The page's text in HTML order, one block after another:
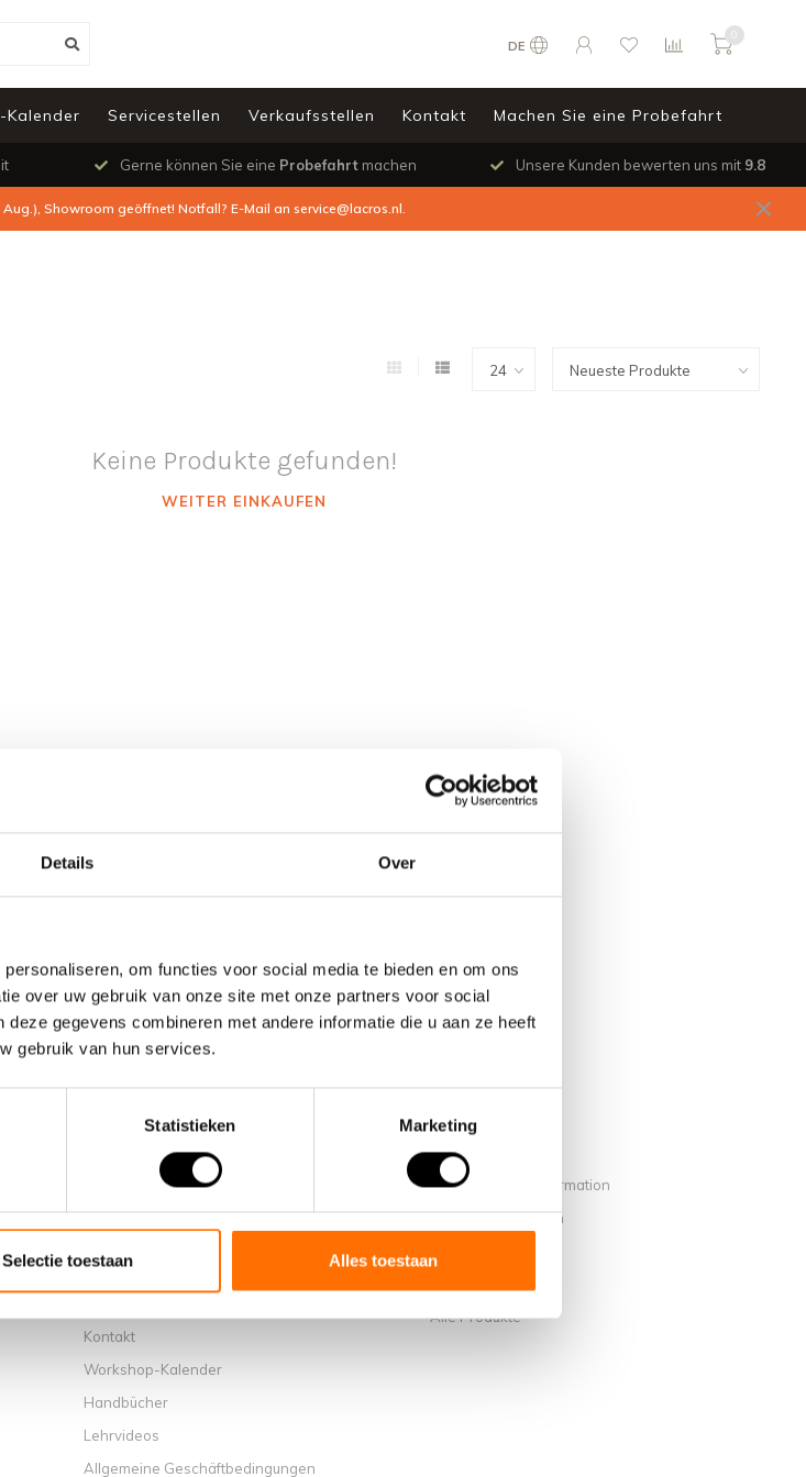
Details Over
om functies voor social media te bieden en om ons
over uw gebruik van onze site met onze partners voor social
gegevens combineren met andere informatie die u aan ze heeft
gebruik van hun services.
Statistieken Marketing
Selectie toestaan Alles toestaan
DE
0
Kalender Servicestellen Verkaufsstellen Kontakt Machen Sie eine Probefahrt
Gerne können Sie eine Probefahrtmachen Unsere Kunden bewerten uns mit 9.8
Showroom geöffnet! Notfall? E-Mail an service@lacros.nl.
Keine Produkte gefunden!
WEITER EINKAUFEN
Warum ein elektrisches Faltrad von Lacros
Ausstellungsraum Schijndel
Kontakt
Workshop-Kalender
Handbücher
Lehrvideos
Allgemeine Geschäftbedingungen
Benutzerkonto Information
Meine Bestellungen
Alle Produkte